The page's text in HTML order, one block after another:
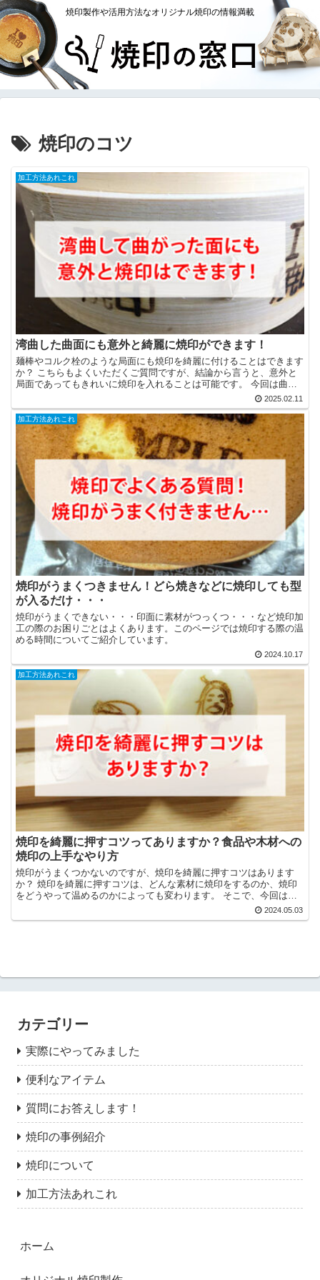
焼印製作や活用方法なオリジナル焼印の情報満載
焼印のコツ
加工方法あれこれ
湾曲した曲面にも意外と綺麗に焼印ができます！
麺棒やコルク栓のような局面にも焼印を綺麗に付けることはできます
か？ こちらもよくいただくご質問ですが、結論から言うと、意外と
局面であってもきれいに焼印を入れることは可能です。 今回は曲面
への焼印についてご紹介させていただきます。 焼印ができ...2025.02.11
加工方法あれこれ
焼印がうまくつきません！どら焼きなどに焼印しても型
が入るだけ・・・
焼印がうまくできない・・・印面に素材がつっくつ・・・など焼印加
工の際のお困りごとはよくあります。このページでは焼印する際の温
める時間についてご紹介しています。
2024.10.17
加工方法あれこれ
焼印を綺麗に押すコツってありますか？食品や木材への
焼印の上手なやり方
焼印がうまくつかないのですが、焼印を綺麗に押すコツはあります
か？ 焼印を綺麗に押すコツは、どんな素材に焼印をするのか、焼印
をどうやって温めるのかによっても変わります。 そこで、今回はい
ろいろな焼印のコツをご紹介させていただきます。 食品への...2024.05.03
カテゴリー
実際にやってみました
便利なアイテム
質問にお答えします！
焼印の事例紹介
焼印について
加工方法あれこれ
ホーム